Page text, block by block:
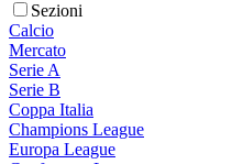
Sezioni
Calcio
Mercato
Serie A
Serie B
Coppa Italia
Champions League
Europa League